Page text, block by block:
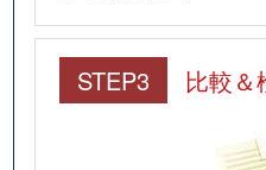
STEP3 比較＆